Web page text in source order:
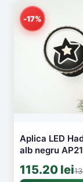
-17%
Aplica LED
alb negru
115.20 lei